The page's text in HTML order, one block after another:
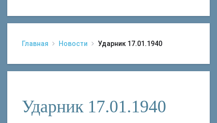
Главная Новости Ударник 17.01.1940
Ударник 17.01.1940